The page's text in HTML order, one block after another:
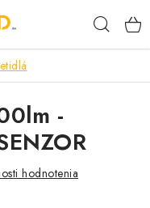
-
hodnotenia